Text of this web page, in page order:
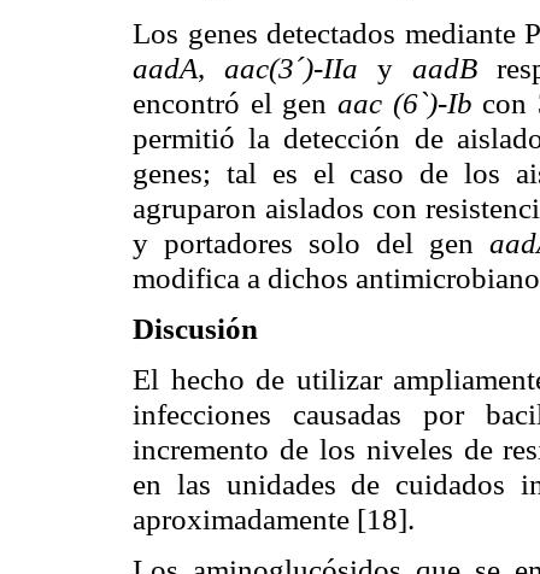
Los genes detectados
aadA, aac(3´)-IIa y aadB
encontró el genaac (6`)-Ib
permitió la detección de
genes; tal es el caso de los
agruparon aislados con
y portadores solo del gen
modifica a dichos
Discusión
El hecho de utilizar
infecciones causadas por
incremento de los niveles de
en las unidades de cuidados
aproximadamente [18].